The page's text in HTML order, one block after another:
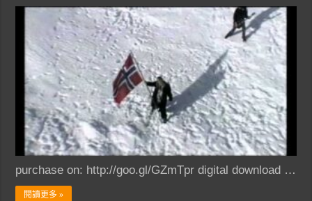
purchase on: http://goo.gl/GZmTpr digital download …
閱讀更多 »